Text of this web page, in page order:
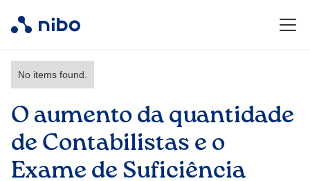
No items found.
O aumento da quantidade
de Contabilistas e o
Exame de Suficiência